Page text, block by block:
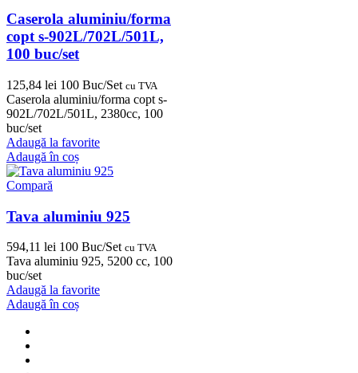
Caserola aluminiu/forma
copt s-902L/702L/501L,
100 buc/set
125,84 lei 100 Buc/Set cu TVA
Caserola aluminiu/forma copt s-
902L/702L/501L, 2380cc, 100
buc/set
Adaugă la favorite
Adaugă în coș
Compară
Tava aluminiu 925
594,11 lei 100 Buc/Set cu TVA
Tava aluminiu 925, 5200 cc, 100
buc/set
Adaugă la favorite
Adaugă în coș